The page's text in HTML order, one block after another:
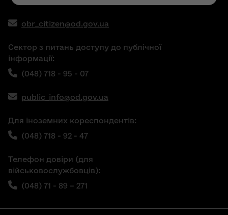
obr_citizen@od.gov.ua
Сектор з питань доступу до публічної
інформації:
(048) 718 - 95 - 07
public_info@od.gov.ua
Для іноземних кореспондентів:
(048) 718 - 92 - 47
Телефон довіри (для
військовослужбовців):
(048) 71 - 89 – 271